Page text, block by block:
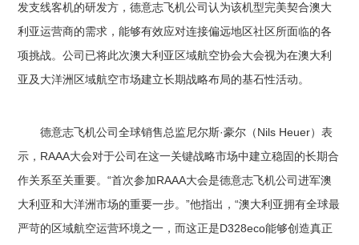
发支线客机的研发方，德意志飞机公司认为该机型完美契合澳大
利亚运营商的需求，能够有效应对连接偏远地区社区所面临的各
项挑战。公司已将此次澳大利亚区域航空协会大会视为在澳大利
亚及大洋洲区域航空市场建立长期战略布局的基石性活动。
德意志飞机公司全球销售总监尼尔斯·豪尔（Nils Heuer）表
示，RAAA大会对于公司在这一关键战略市场中建立稳固的长期合
作关系至关重要。“首次参加RAAA大会是德意志飞机公司进军澳
大利亚和大洋洲市场的重要一步。”他指出，“澳大利亚拥有全球最
严苛的区域航空运营环境之一，而这正是D328eco能够创造真正